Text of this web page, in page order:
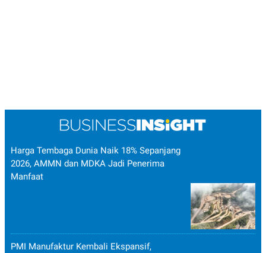
Harga Tembaga Dunia Naik 18% Sepanjang
2026, AMMN dan MDKA Jadi Penerima
Manfaat
PMI Manufaktur Kembali Ekspansif,